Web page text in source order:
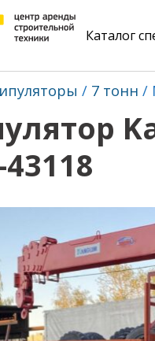
Каталог
7 тонн